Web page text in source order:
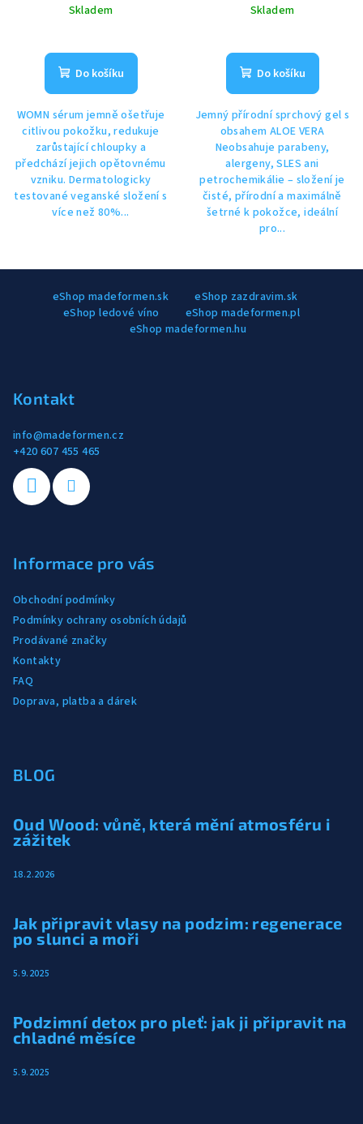
Skladem
Do košíku
WOMN sérum jemně ošetřuje
citlivou pokožku, redukuje
zarůstající chloupky a
předchází jejich opětovnému
vzniku. Dermatologicky
testované veganské složení s
více než 80%...
Skladem
Do košíku
Jemný přírodní sprchový gel s
obsahem ALOE VERA
Neobsahuje parabeny,
alergeny, SLES ani
petrochemikálie – složení je
čisté, přírodní a maximálně
šetrné k pokožce, ideální
pro...
eShop madeformen.sk
eShop zazdravim.sk
eShop ledové víno
eShop madeformen.pl
eShop madeformen.hu
Kontakt
info@madeformen.cz
+420 607 455 465
Informace pro vás
Obchodní podmínky
Podmínky ochrany osobních údajů
Prodávané značky
Kontakty
FAQ
Doprava, platba a dárek
BLOG
Oud Wood: vůně, která mění atmosféru i
zážitek
18.2.2026
Jak připravit vlasy na podzim: regenerace
po slunci a moři
5.9.2025
Podzimní detox pro pleť: jak ji připravit na
chladné měsíce
5.9.2025